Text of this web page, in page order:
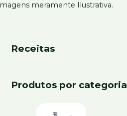
meramente Ilustrativa.
Receitas
Produtos por categoria